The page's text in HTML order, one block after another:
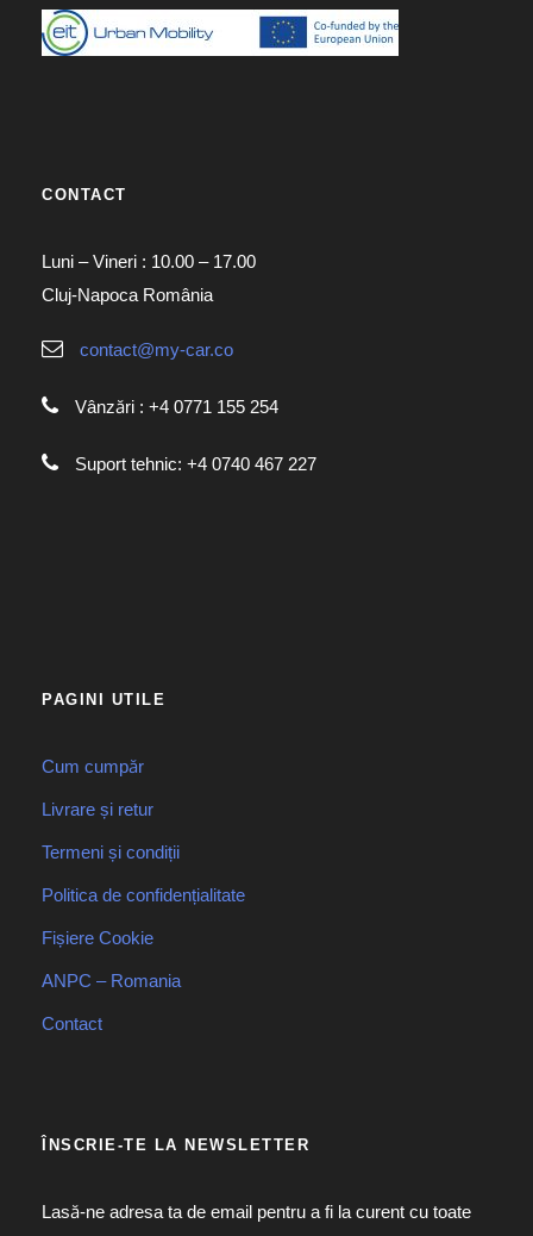
CONTACT
Luni – Vineri : 10.00 – 17.00
Cluj-Napoca România
contact@my-car.co
Vânzări : +4 0771 155 254
Suport tehnic: +4 0740 467 227
PAGINI UTILE
Cum cumpăr
Livrare și retur
Termeni și condiții
Politica de confidențialitate
Fișiere Cookie
ANPC – Romania
Contact
ÎNSCRIE-TE LA NEWSLETTER
Lasă-ne adresa ta de email pentru a fi la curent cu toate